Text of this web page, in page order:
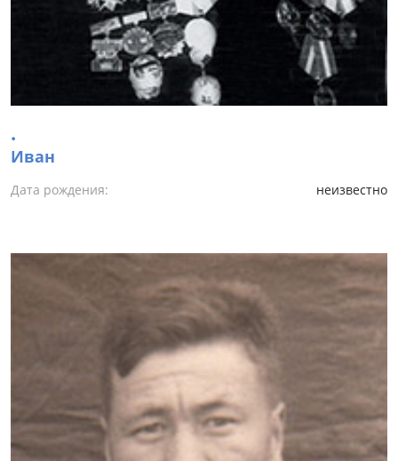
.
Иван
Дата рождения: неизвестно